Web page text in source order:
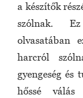
a készítők
szólnak.
olvasatában
harcról
gyengeség és
hőssé válás